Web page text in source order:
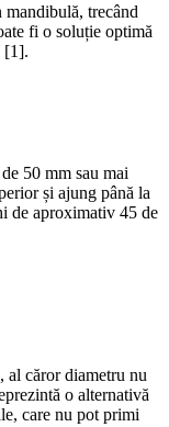
mandibulă, trecând
fi o soluție optimă
[1].
50 mm sau mai
și ajung până la
de aproximativ 45 de
al căror diametru nu
o alternativă
care nu pot primi